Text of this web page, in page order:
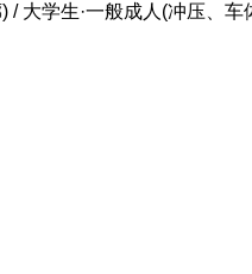
/ 大学生·一般成人(冲压、